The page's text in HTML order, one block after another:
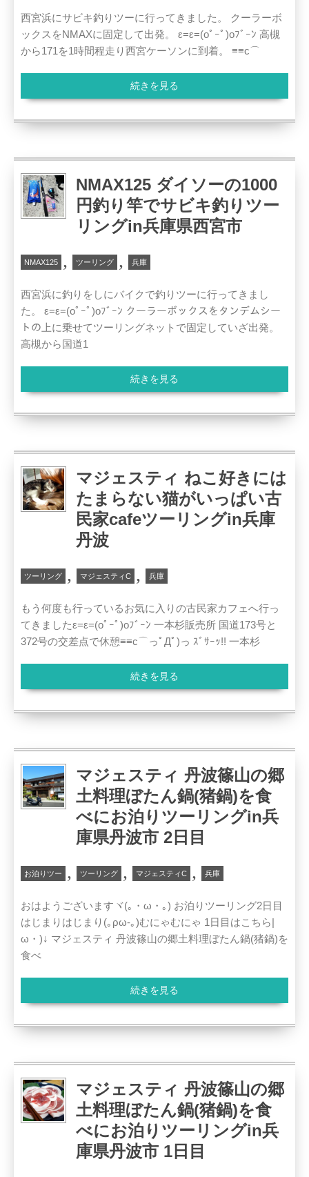
西宮浜にサビキ釣りツーに行ってきました。 クーラーボ
ックスをNMAXに固定して出発。 ε=ε=(oﾟｰﾟ)oﾌﾞｰﾝ 高槻
から171を1時間程走り西宮ケーソンに到着。 ≡≡c⌒
続きを見る
NMAX125 ダイソーの1000
円釣り竿でサビキ釣りツー
リングin兵庫県西宮市
NMAX125 , ツーリング , 兵庫
西宮浜に釣りをしにバイクで釣りツーに行ってきまし
た。 ε=ε=(oﾟｰﾟ)oﾌﾞｰﾝ クーラーボックスをタンデムシー
トの上に乗せてツーリングネットで固定していざ出発。
高槻から国道1
続きを見る
マジェスティ ねこ好きには
たまらない猫がいっぱい古
民家cafeツーリングin兵庫
丹波
ツーリング , マジェスティC , 兵庫
もう何度も行っているお気に入りの古民家カフェへ行っ
てきましたε=ε=(oﾟｰﾟ)oﾌﾞｰﾝ 一本杉販売所 国道173号と
372号の交差点で休憩≡≡c⌒っﾟДﾟ)っ ｽﾞｻｰｯ!! 一本杉
続きを見る
マジェスティ 丹波篠山の郷
土料理ぼたん鍋(猪鍋)を食
べにお泊りツーリングin兵
庫県丹波市 2日目
お泊りツー , ツーリング , マジェスティC , 兵庫
おはようございますヾ(｡・ω・｡) お泊りツーリング2日目
はじまりはじまり(｡ρω-｡)むにゃむにゃ 1日目はこちら|
ω・)↓ マジェスティ 丹波篠山の郷土料理ぼたん鍋(猪鍋)を
食べ
続きを見る
マジェスティ 丹波篠山の郷
土料理ぼたん鍋(猪鍋)を食
べにお泊りツーリングin兵
庫県丹波市 1日目